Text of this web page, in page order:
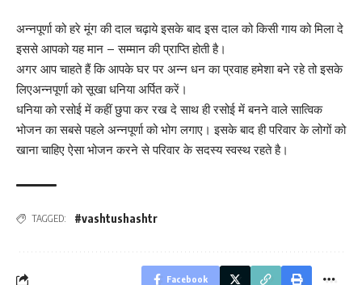
अन्नपूर्णा को हरे मूंग की दाल चढ़ाये इसके बाद इस दाल को किसी गाय को मिला दे
इससे आपको यह मान – सम्मान की प्राप्ति होती है।
अगर आप चाहते हैं कि आपके घर पर अन्न धन का प्रवाह हमेशा बने रहे तो इसके
लिएअन्नपूर्णा को सूखा धनिया अर्पित करें।
धनिया को रसोई में कहीं छुपा कर रख दे साथ ही रसोई में बनने वाले सात्विक
भोजन का सबसे पहले अन्नपूर्णा को भोग लगाए। इसके बाद ही परिवार के लोगों को
खाना चाहिए ऐसा भोजन करने से परिवार के सदस्य स्वस्थ रहते है।
TAGGED: #vashtushashtr
Facebook